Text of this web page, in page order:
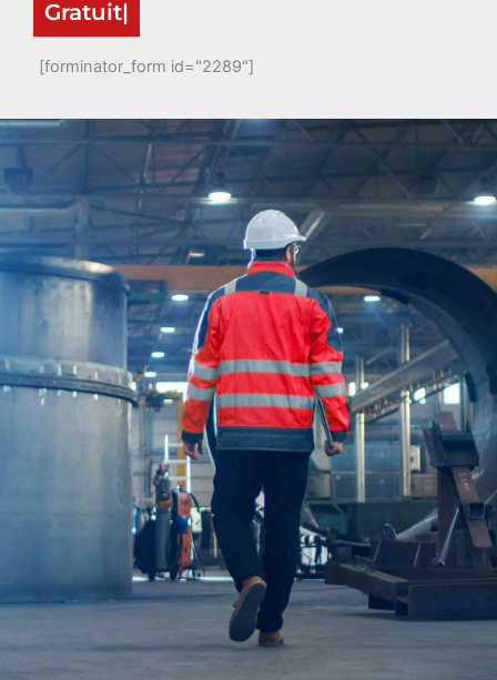
Gratuit
[forminator_form id="2289"]